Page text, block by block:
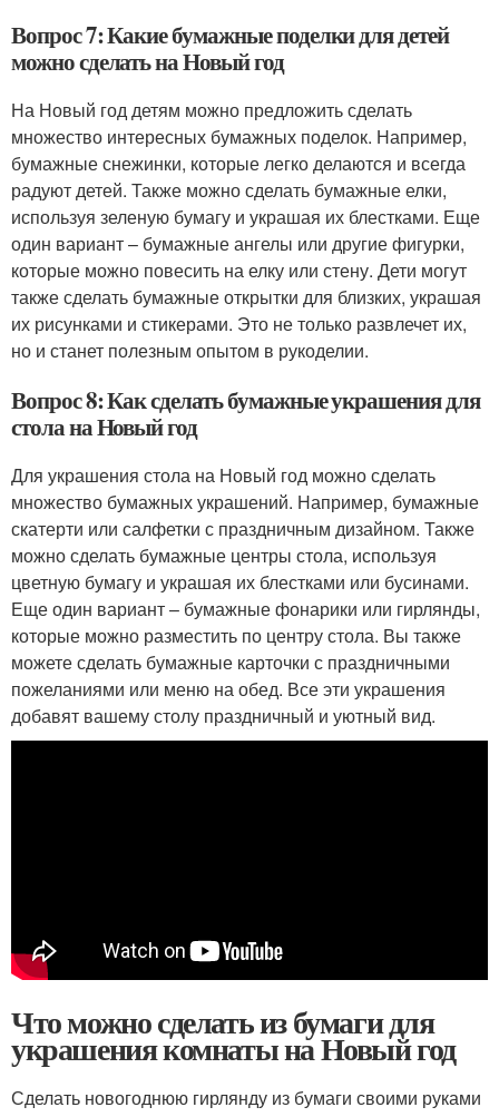
Вопрос 7: Какие бумажные поделки для детей
можно сделать на Новый год
На Новый год детям можно предложить сделать
множество интересных бумажных поделок. Например,
бумажные снежинки, которые легко делаются и всегда
радуют детей. Также можно сделать бумажные елки,
используя зеленую бумагу и украшая их блестками. Еще
один вариант – бумажные ангелы или другие фигурки,
которые можно повесить на елку или стену. Дети могут
также сделать бумажные открытки для близких, украшая
их рисунками и стикерами. Это не только развлечет их,
но и станет полезным опытом в рукоделии.
Вопрос 8: Как сделать бумажные украшения для
стола на Новый год
Для украшения стола на Новый год можно сделать
множество бумажных украшений. Например, бумажные
скатерти или салфетки с праздничным дизайном. Также
можно сделать бумажные центры стола, используя
цветную бумагу и украшая их блестками или бусинами.
Еще один вариант – бумажные фонарики или гирлянды,
которые можно разместить по центру стола. Вы также
можете сделать бумажные карточки с праздничными
пожеланиями или меню на обед. Все эти украшения
добавят вашему столу праздничный и уютный вид.
Что можно сделать из бумаги для
украшения комнаты на Новый год
Сделать новогоднюю гирлянду из бумаги своими руками